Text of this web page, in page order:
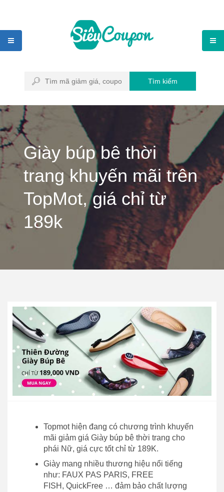
Tìm kiếm
Giày búp bê thời
trang khuyến mãi trên
TopMot, giá chỉ từ
189k
Topmot hiện đang có chương trình khuyến
mãi giảm giá Giày búp bê thời trang cho
phái Nữ, giá cực tốt chỉ từ 189K.
Giày mang nhiều thương hiệu nổi tiếng
như: FAUX PAS PARIS, FREE
FISH, QuickFree … đảm bảo chất lượng